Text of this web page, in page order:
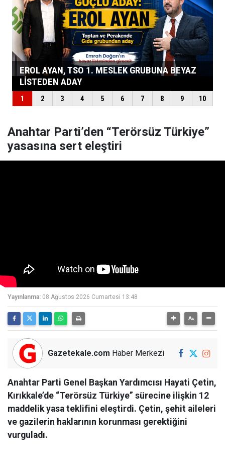
Anahtar Parti’den “Terörsüz Türkiye”
yasasına sert eleştiri
Yayınlanma: 08 Ağustos 2026 Cumartesi 13:48
Gazetekale.com Haber Merkezi
Anahtar Parti Genel Başkan Yardımcısı Hayati Çetin,
Kırıkkale’de “Terörsüz Türkiye” sürecine ilişkin 12
maddelik yasa teklifini eleştirdi. Çetin, şehit aileleri
ve gazilerin haklarının korunması gerektiğini
vurguladı.